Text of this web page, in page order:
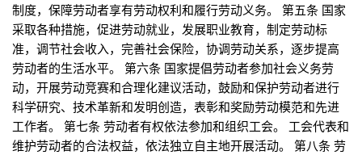
制度，保障劳动者享有劳动权利和履行劳动义务。 第五条 国家
采取各种措施，促进劳动就业，发展职业教育，制定劳动标
准，调节社会收入，完善社会保险，协调劳动关系，逐步提高
劳动者的生活水平。 第六条 国家提倡劳动者参加社会义务劳
动，开展劳动竞赛和合理化建议活动，鼓励和保护劳动者进行
科学研究、技术革新和发明创造，表彰和奖励劳动模范和先进
工作者。 第七条 劳动者有权依法参加和组织工会。 工会代表和
维护劳动者的合法权益，依法独立自主地开展活动。 第八条 劳